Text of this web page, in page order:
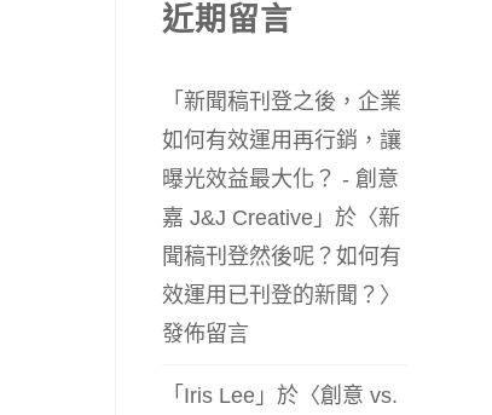
近期留言
「新聞稿刊登之後，企業
如何有效運用再行銷，讓
曝光效益最大化？ - 創意
嘉 J&J Creative 」於〈新
聞稿刊登然後呢？如何有
效運用已刊登的新聞？ 〉
發佈留言
「 Iris Lee 」於〈創意 vs.